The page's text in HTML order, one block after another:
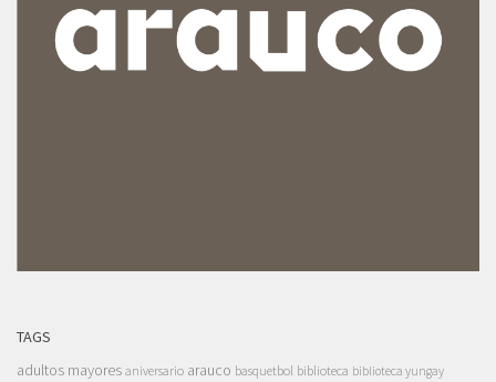
TAGS
adultos mayores aniversario arauco basquetbol biblioteca biblioteca yungay